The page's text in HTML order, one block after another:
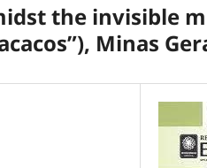
the invisible
Minas